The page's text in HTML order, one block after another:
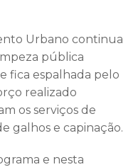
Urbano continua
pública
fica espalhada pelo
realizado
os serviços de
galhos e capinação.
e nesta